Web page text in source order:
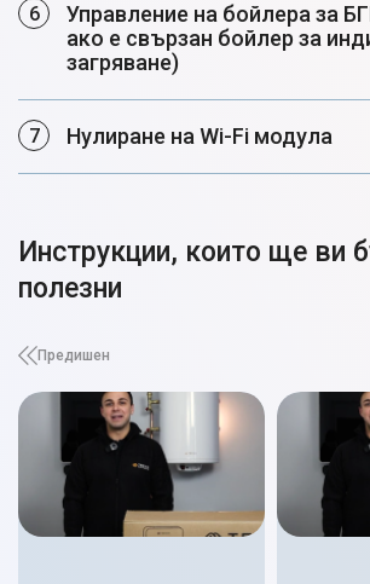
Управление на бойлера за
ако е свързан бойлер за
загряване)
Нулиране на Wi-Fi модула
Инструкции, които ще ви
полезни
Предишен